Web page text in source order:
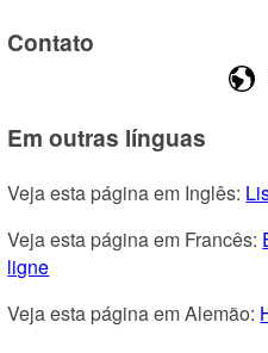
Contato
Em outras línguas
Veja esta página em Inglês:
Veja esta página em Francês:
ligne
Veja esta página em Alemão: